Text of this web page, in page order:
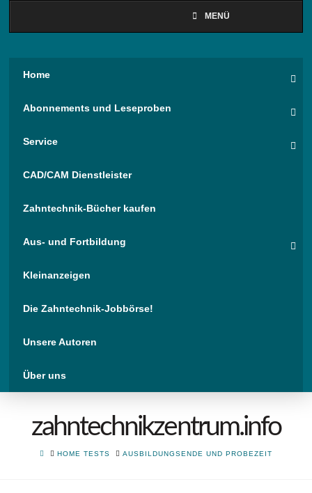
MENÜ
Home
Abonnements und Leseproben
Service
CAD/CAM Dienstleister
Zahntechnik-Bücher kaufen
Aus- und Fortbildung
Kleinanzeigen
Die Zahntechnik-Jobbörse!
Unsere Autoren
Über uns
zahntechnikzentrum.info
HOMEHOME TESTS AUSBILDUNGSENDE UND PROBEZEIT